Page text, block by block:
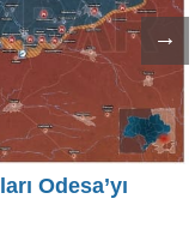
→
Odesa’yı